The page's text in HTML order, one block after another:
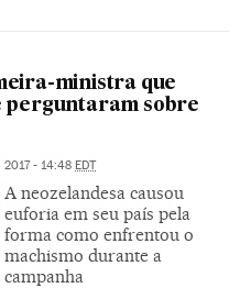
ministra que
perguntaram sobre
2017 - 14:48 EDT
A neozelandesa causou
euforia em seu país pela
forma como enfrentou o
machismo durante a
campanha